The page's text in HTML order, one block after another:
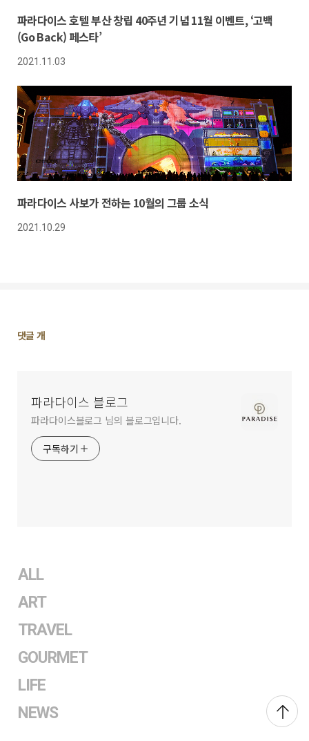
파라다이스 호텔 부산 창립 40주년 기념 11월 이벤트, ‘고백
(Go Back) 페스타’
2021.11.03
파라다이스 사보가 전하는 10월의 그룹 소식
2021.10.29
댓
댓글개
파라다이스 블로그
파라다이스블로그 님의 블로그입니다.
구독하기
ALL
ART
TRAVEL
GOURMET
LIFE
NEWS